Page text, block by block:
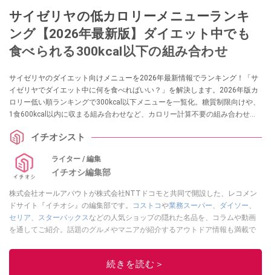
サイゼリヤの低カロリーメニューランキ
ング【2026年最新版】ダイエット中でも
食べられる300kcal以下の組み合わせ
サイゼリヤのダイエット向けメニューを2026年最新情報でランキング！「サ
イゼリヤでダイエット中に何を食べればいい？」を解決します。2026年版カ
ロリー低い順ランキングで300kcal以下メニューを一覧化。糖質制限向けや、
1食600kcal以内に収まる組み合わせなど、カロリー計算不要の組み合わせセ
イチオシスト
ライター / 編集
イチオシ編集部
株式会社オールアバウトが株式会社NTTドコモと共同で開設した、レコメン
ドサイト『イチオシ』の編集部です。
コストコや業務スーパー、 ダイソー、
セリア、 スターバックスなどの人気ショップの隠れた名品を、コラムや動画
を通してご紹介。話題のグルメやマニアが紹介するアウトドア情報も満載で
レビューしています。毎日トレンド情報をお届けしているので、ぜひ
してください！続きを読む＞